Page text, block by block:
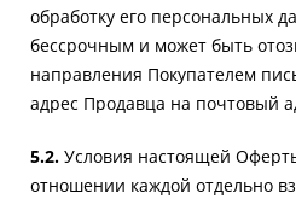
обработку его персональных
бессрочным и может быть
направления Покупателем
адрес Продавца на почтовый
5.2. Условия настоящей
отношении каждой отдельно